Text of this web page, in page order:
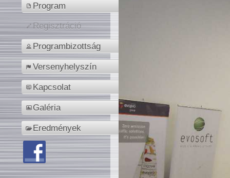
Program
Regisztráció
Programbizottság
Versenyhelyszín
Kapcsolat
Galéria
Eredmények